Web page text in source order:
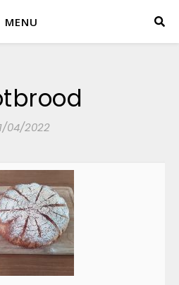
MENU
04/2022